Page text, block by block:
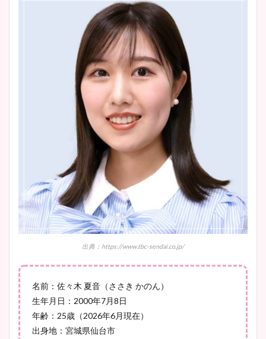
プ画像まとめ！同期や実家に
wikiプロフも！
安藤萌々アナのカップ画像や
ニット衣装まとめ！美足の筋
肉も凄い！
鈴木唯の太ってた時の体重が
ヤバすぎww原因や痩せたダ
イエット方は？昔と現在を画
像比較！
豊島実季アナのカップ画像ま
宇賀神メグアナのニット画像
出典：https://www.tbc-sendai.co.jp/
名前：佐々木 夏音（ささき かのん）
生年月日：2000年7月8日
年齢：25歳（2026年6月現在）
出身地：宮城県仙台市